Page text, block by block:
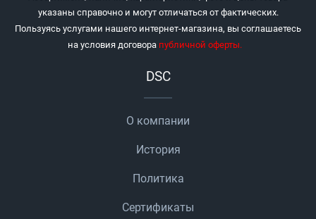
указаны справочно и могут отличаться от фактических.
Пользуясь услугами нашего интернет-магазина, вы соглашаетесь
на условия договора публичной оферты.
DSC
О компании
История
Политика
Сертификаты